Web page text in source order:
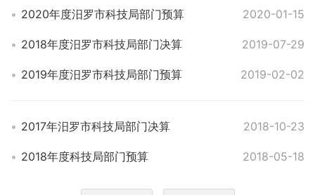
2020年度汨罗市科技局部门预算 2020-01-15
2018年度汨罗市科技局部门决算 2019-07-29
2019年度汨罗市科技局部门预算 2019-02-02
2017年汨罗市科技局部门决算 2018-10-23
2018年度科技局部门预算 2018-05-18